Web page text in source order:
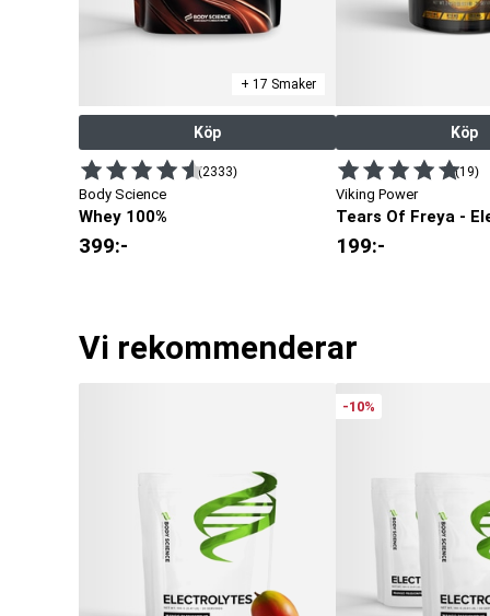
+ 17 Smaker
Köp
(2333)
Body Science
Whey 100%
399:-
Köp
(19)
Viking Power
Tears Of Freya -
199:-
Vi rekommenderar
-10%